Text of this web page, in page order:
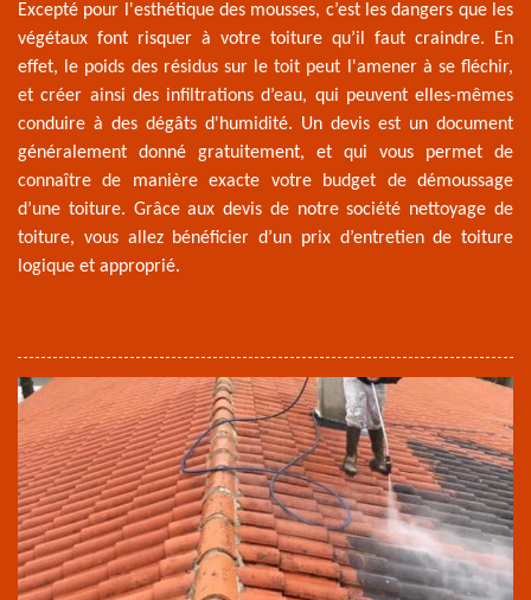
Excepté pour l'esthétique des mousses, c’est les dangers que les
végétaux font risquer à votre toiture qu’il faut craindre. En
effet, le poids des résidus sur le toit peut l'amener à se fléchir,
et créer ainsi des infiltrations d’eau, qui peuvent elles-mêmes
conduire à des dégâts d'humidité. Un devis est un document
généralement donné gratuitement, et qui vous permet de
connaître de manière exacte votre budget de démoussage
d’une toiture. Grâce aux devis de notre société nettoyage de
toiture, vous allez bénéficier d’un prix d’entretien de toiture
logique et approprié.